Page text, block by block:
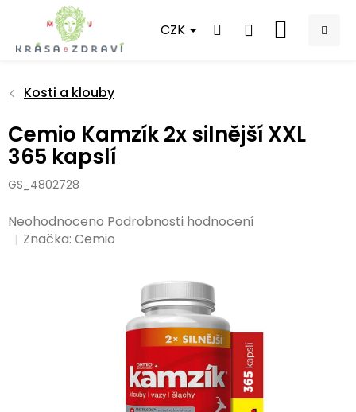
obsah
CZK
NÁKUPNÍ
Kosti a klouby
Cemio Kamzík 2x silnější XXL
365 kapslí
GS_4802728
Průměrné
hodnocení
Neohodnoceno Podrobnosti hodnocení
Značka:Cemio